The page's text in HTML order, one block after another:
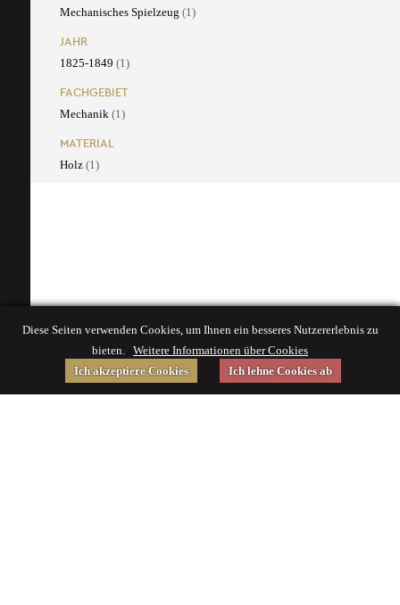
Mechanisches Spielzeug (1)
JAHR
1825-1849 (1)
FACHGEBIET
Mechanik (1)
MATERIAL
Holz (1)
Diese Seiten verwenden Cookies, um Ihnen ein besseres Nutzererlebnis zu
bieten. Weitere Informationen über Cookies
Ich akzeptiere Cookies
Ich lehne Cookies ab